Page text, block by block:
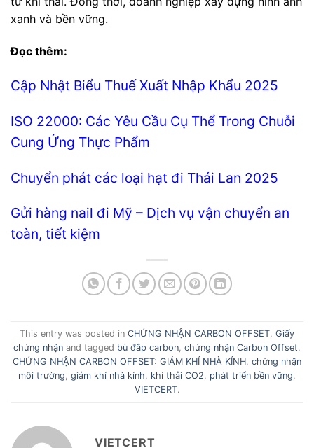
xanh và bền vững.
Đọc thêm:
Cập Nhật Biểu Thuế Xuất Nhập Khẩu 2025
ISO 22000: Các Yêu Cầu Cụ Thể Trong Chuỗi
Cung Ứng Thực Phẩm
Chuyển phát các loại hạt đi Thái Lan 2025
Gửi hàng nail đi Mỹ – Dịch vụ vận chuyển an
toàn, tiết kiệm
This entry was posted in CHỨNG NHẬN CARBON OFFSET Giấy
chứng nhận and tagged bù đắp carbon chứng nhận Carbon Offset
CHỨNG NHẬN CARBON OFFSET: GIẢM KHÍ NHÀ KÍNH chứng nhận
môi trường giảm khí nhà kính khí thải CO2 phát triển bền vững
VIETCERT.
VIETCERT